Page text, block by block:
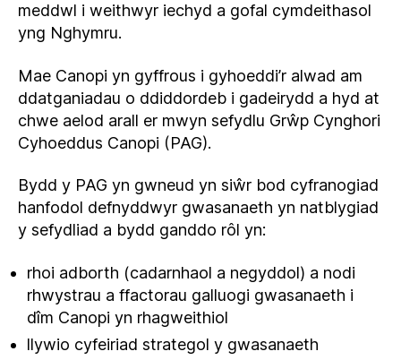
meddwl i weithwyr iechyd a gofal cymdeithasol
yng Nghymru.
Mae Canopi yn gyffrous i gyhoeddi’r alwad am
ddatganiadau o ddiddordeb i gadeirydd a hyd at
chwe aelod arall er mwyn sefydlu Grŵp Cynghori
Cyhoeddus Canopi (PAG).
Bydd y PAG yn gwneud yn siŵr bod cyfranogiad
hanfodol defnyddwyr gwasanaeth yn natblygiad
y sefydliad a bydd ganddo rôl yn:
rhoi adborth (cadarnhaol a negyddol) a nodi
rhwystrau a ffactorau galluogi gwasanaeth i
dîm Canopi yn rhagweithiol
llywio cyfeiriad strategol y gwasanaeth